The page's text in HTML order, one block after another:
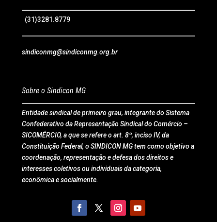
(31)3281.8779
sindiconmg@sindiconmg.org.br
Sobre o Sindicon MG
Entidade sindical de primeiro grau, integrante do Sistema
Confederativo da Representação Sindical do Comércio –
SICOMÉRCIO, a que se refere o art. 8º, inciso IV, da
Constituição Federal, o SINDICON MG tem como objetivo a
coordenação, representação e defesa dos direitos e
interesses coletivos ou individuais da categoria,
econômica e socialmente.